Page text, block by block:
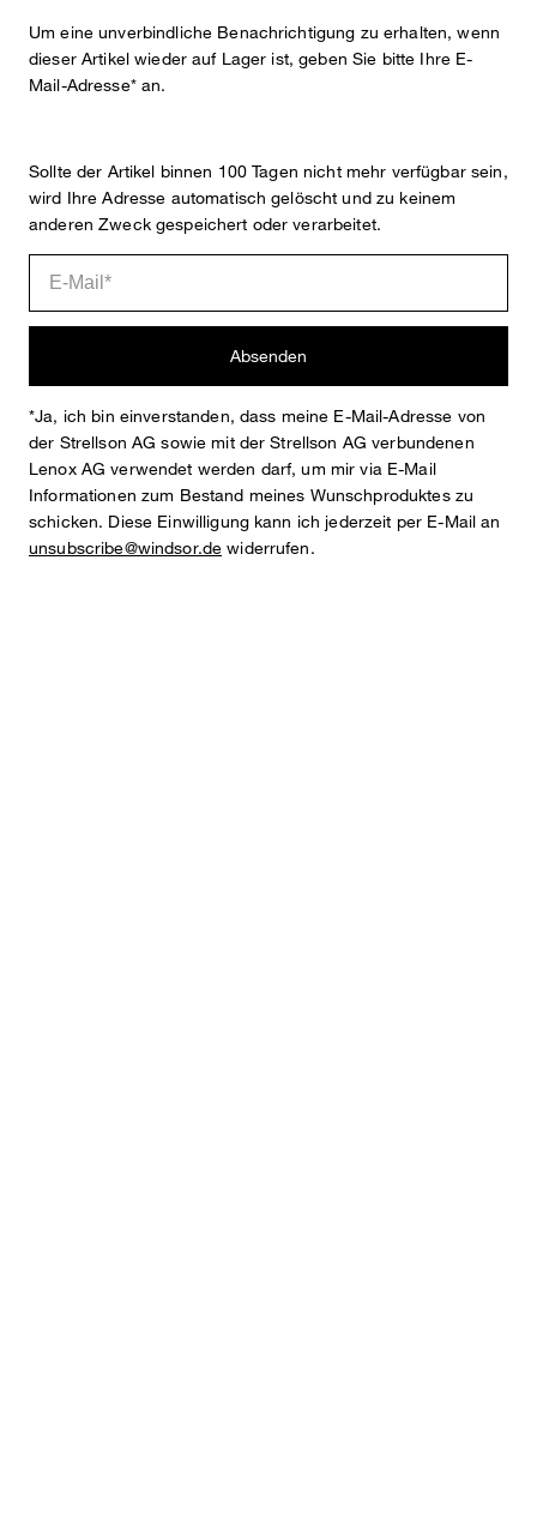
Um eine unverbindliche Benachrichtigung zu erhalten, wenn
dieser Artikel wieder auf Lager ist, geben Sie bitte Ihre E-
Mail-Adresse* an.
Sollte der Artikel binnen 100 Tagen nicht mehr verfügbar sein,
wird Ihre Adresse automatisch gelöscht und zu keinem
anderen Zweck gespeichert oder verarbeitet.
Absenden
*Ja, ich bin einverstanden, dass meine E-Mail-Adresse von
der Strellson AG sowie mit der Strellson AG verbundenen
Lenox AG verwendet werden darf, um mir via E-Mail
Informationen zum Bestand meines Wunschproduktes zu
schicken. Diese Einwilligung kann ich jederzeit per E-Mail an
unsubscribe@windsor.de widerrufen.